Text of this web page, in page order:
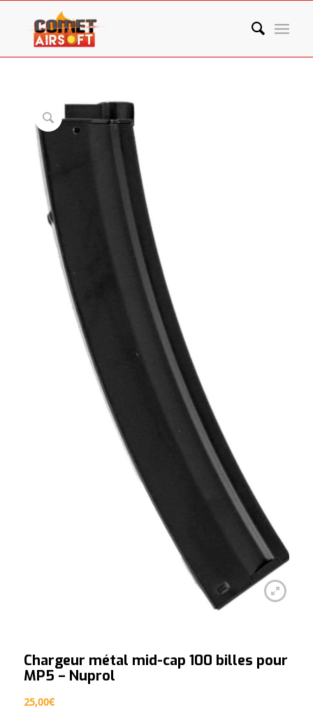
Chargeur métal mid-cap 100 billes pour
MP5 – Nuprol
25,00€